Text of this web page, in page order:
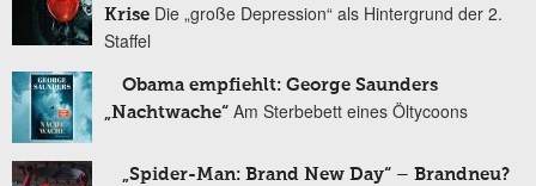
Krise Die „große Depression“ als Hintergrund der 2.
Staffel
Obama empfiehlt: George Saunders
„Nachtwache“ Am Sterbebett eines Öltycoons
„Spider-Man: Brand New Day“ – Brandneu?